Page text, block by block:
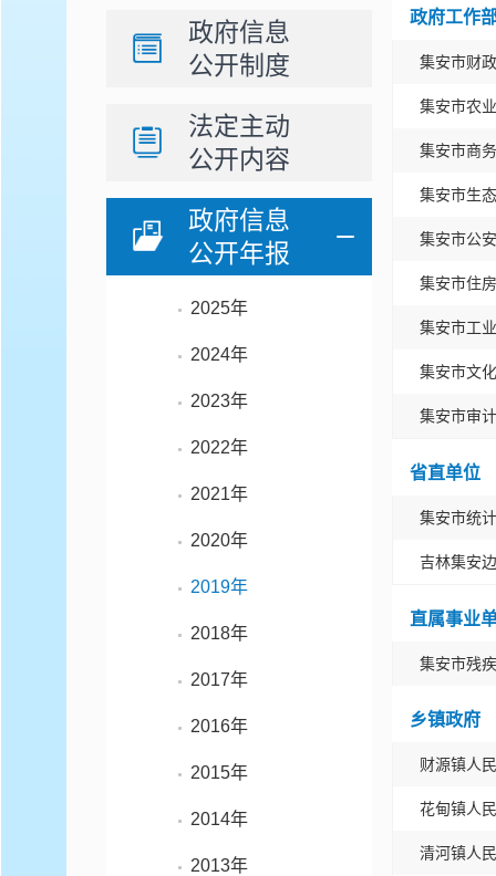
政府信息
公开制度
法定主动
公开内容
政府信息
公开年报
2025年
2024年
2023年
2022年
2021年
2020年
2019年
2018年
2017年
2016年
2015年
2014年
2013年
政府工作
集安市财
集安市农
集安市商
集安市生
集安市公
集安市住
集安市工
集安市文
集安市审
省直单位
集安市统
吉林集安
直属事业
集安市残
乡镇政府
财源镇人
花甸镇人
清河镇人